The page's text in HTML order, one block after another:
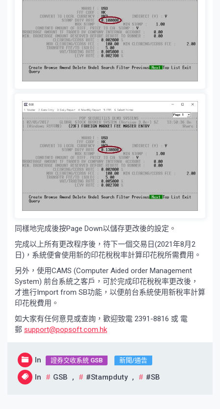
同樣地完成後按Page Down以儲存更改後的設定。
完成以上所有更改程序後，待下一個交易日(2021年8月2
日)，系統便會使用新的印花稅稅率計算印花稅所需費用。
另外，使用CAMS (Computer Aided order Management
System) 前台系統之客戶，可於完成印花稅稅率更改後，
才進行Import from SB功能，以便前台系統使用新稅率計算
印花稅費用。
如大家有任何意見或查詢，歡迎致電 2391-8816 或 電
郵 support@popsoft.com.hk
In 證券交收系統 GSB 新聞/通告
In GSB , #stampduty , #SB